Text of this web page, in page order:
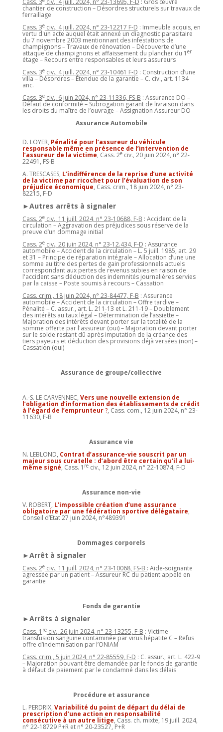
Cass. 3 civ., 4 juill. 2024, n° 23-13695, F-D : Gros œuvre
chantier de construction – Désordres structurels sur travaux de
ferraillage
Cass. 3eciv., 4 juill. 2024, n° 23-12217 F-D : Immeuble acquis, en
vertu d'un acte auquel était annexé un diagnostic parasitaire
du 7 novembre 2003 mentionnant des infestations de
champignons – Travaux de rénovation – Découverte d’une
attaque de champignons et affaissement du plancher du 1 er
étage – Recours entre responsables et leurs assureurs
Cass. 3eciv., 4 juill. 2024, n° 23-10461 F-D : Construction d’une
villa – Désordres – Étendue de la garantie – C. civ., art. 1134
anc.
Cass. 3eciv., 6 juin 2024, n° 23-11336, FS-B : Assurance DO –
Défaut de conformité – Subrogation garant de livraison dans
les droits du maître de l’ouvrage – Assignation Assureur DO
Assurance Automobile
D. LOYER, Pénalité pour l’assureur du véhicule
responsable même en présence de l’intervention de
l’assureur de la victime, Cass. 2eciv., 20 juin 2024, n° 22-
22491, FS-B
A. TRESCASES, L’indifférence de la reprise d’une activité
de la victime par ricochet pour l’évaluation de son
préjudice économique, Cass. crim., 18 juin 2024, n° 23-
82215, F-D
►Autres arrêts à signaler
Cass. 2eciv., 11 juill. 2024, n° 23-10688, F-B : Accident de la
circulation – Aggravation des préjudices sous réserve de la
preuve d’un dommage initial
Cass. 2eciv., 20 juin 2024, n° 23-12.434, F-D : Assurance
automobile – Accident de la circulation – L. 5 juill. 1985, art. 29
et 31 – Principe de réparation intégrale – Allocation d’une une
somme au titre des pertes de gain professionnels actuels
correspondant aux pertes de revenus subies en raison de
l'accident sans déduction des indemnités journalières servies
par la caisse – Poste soumis à recours – Cassation
Cass. crim., 18 juin 2024, n° 23-84477, F-B : Assurance
automobile – Accident de la circulation – Offre tardive –
Pénalité – C. assur., art. L. 211-13 et L. 211-19 – Doublement
des intérêts au taux légal – Détermination de l’assiette –
Majoration des intérêts devant porter sur la totalité de la
somme offerte par l'assureur (oui) – Majoration devant porter
sur le solde restant dû après imputation de la créance des
tiers payeurs et déduction des provisions déjà versées (non) –
Cassation (oui)
Assurance de groupe/collective
A.-S. LE CARVENNEC, Vers une nouvelle extension de
l’obligation d’information des établissements de crédit
à l’égard de l’emprunteur?, Cass. com., 12 juin 2024, n° 23-
11630, F-B
Assurance vie
N. LEBLOND, Contrat d’assurance-vie souscrit par un
majeur sous curatelle : d’abord être certain qu’il a lui-
même signé, Cass. 1 reciv., 12 juin 2024, n° 22-10874, F-D
Assurance non-vie
V. ROBERT, L’impossible création d’une assurance
obligatoire par une fédération sportive délégataire,
Conseil d’Etat 27 juin 2024, n°489391
Dommages corporels
►Arrêt à signaler
Cass. 2eciv., 11 juill. 2024, n° 23-10068, FS-B : Aide-soignante
agressée par un patient – Assureur RC du patient appelé en
garantie
Fonds de garantie
►Arrêts à signaler
Cass. 1 reciv., 26 juin 2024, n° 23-13255, F-B : Victime
transfusion sanguine contaminée par virus hépatite C – Refus
offre d’indemnisation par l’ONIAM
Cass. crim., 5 juin 2024, n° 22-85559, F-D : C. assur., art. L. 422-9
– Majoration pouvant être demandée par le fonds de garantie
à défaut de paiement par le condamné dans les délais
Procédure et assurance
L. PERDRIX, Variabilité du point de départ du délai de
prescription d’une action en responsabilité
consécutive à un autre litige, Cass. ch. mixte, 19 juill. 2024,
n° 22-18729 P+R et n° 20-23527, P+R